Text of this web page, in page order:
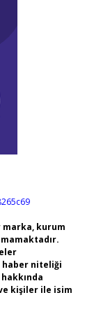
kurum
haber niteliği
kişiler ile isim